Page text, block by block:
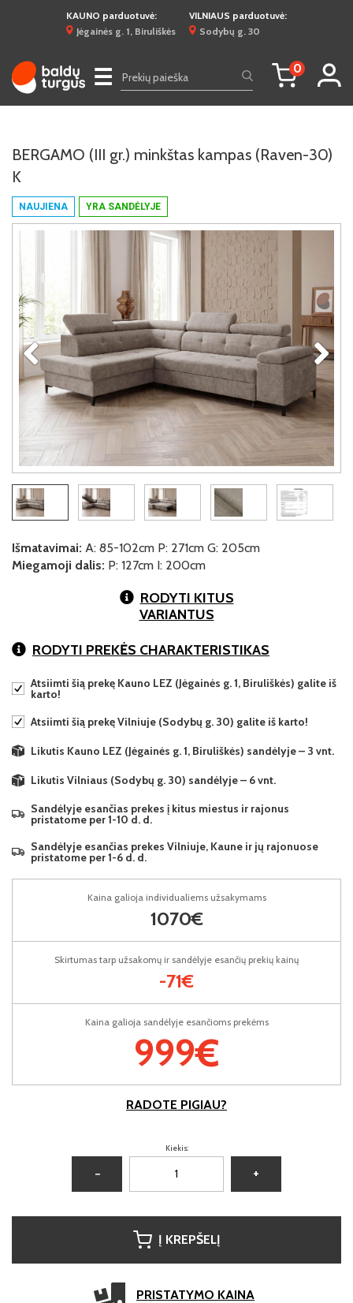
KAUNO parduotuvė:
Jėgainės g. 1, Biruliškės
VILNIAUS parduotuvė:
Sodybų g. 30
☰ 0
NAUJIENA YRA SANDĖLYJE
BERGAMO (III gr.) minkštas kampas (Raven-30)
K
Išmatavimai: A: 85-102cm P: 271cm G: 205cm
Miegamoji dalis: P: 127cm I: 200cm
RODYTI KITUS
VARIANTUS
RODYTI PREKĖS CHARAKTERISTIKAS
Atsiimti šią prekę Kauno LEZ (Jėgainės g. 1, Biruliškės) galite iš
karto!
Atsiimti šią prekę Vilniuje (Sodybų g. 30) galite iš karto!
Likutis Kauno LEZ (Jėgainės g. 1, Biruliškės) sandėlyje – 3 vnt.
Likutis Vilniaus (Sodybų g. 30) sandėlyje – 6 vnt.
Sandėlyje esančias prekes į kitus miestus ir rajonus
pristatome per 1-10 d. d.
Sandėlyje esančias prekes Vilniuje, Kaune ir jų rajonuose
pristatome per 1-6 d. d.
Kaina galioja sandėlyje esančioms prekėms
999€
Kaina galioja individualiems užsakymams
1070€
Skirtumas tarp užsakomų ir sandėlyje esančių prekių kainų
-71€
RADOTE PIGIAU?
Kiekis:
− +
Į KREPŠELĮ
PRISTATYMO KAINA